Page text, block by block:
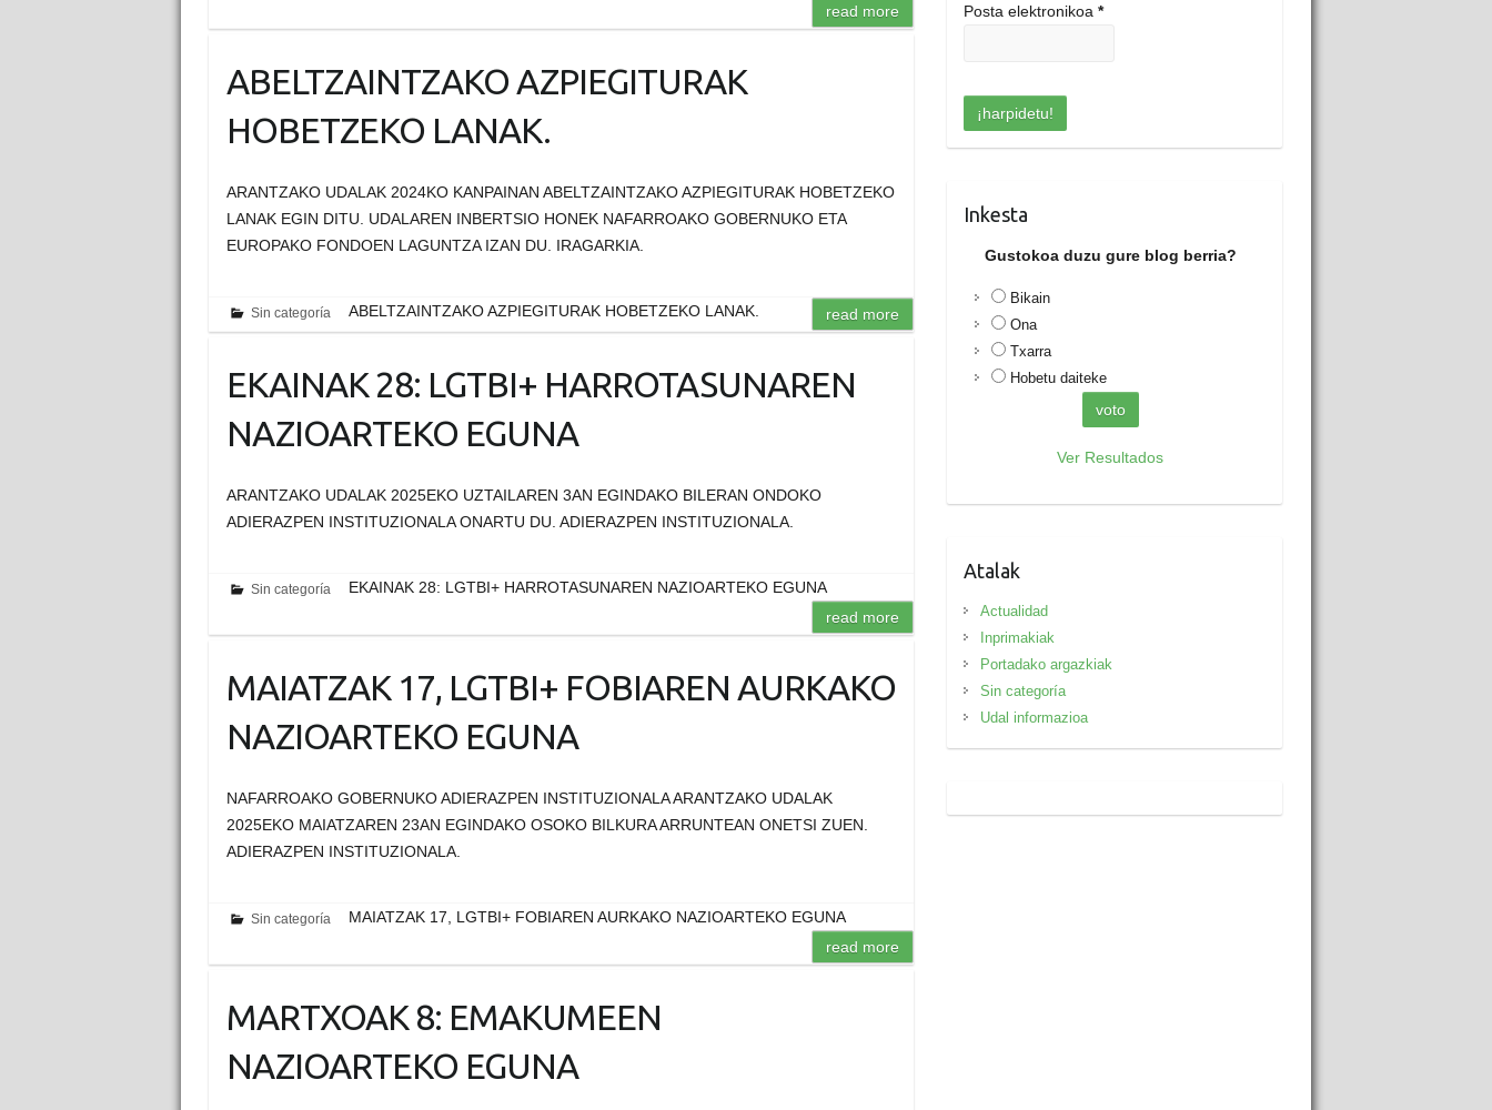
read more
ABELTZAINTZAKO AZPIEGITURAK
HOBETZEKO LANAK.
ARANTZAKO UDALAK 2024KO KANPAINAN ABELTZAINTZAKO AZPIEGITURAK HOBETZEKO
LANAK EGIN DITU. UDALAREN INBERTSIO HONEK NAFARROAKO GOBERNUKO ETA
EUROPAKO FONDOEN LAGUNTZA IZAN DU. IRAGARKIA.
Sin categoría ABELTZAINTZAKO AZPIEGITURAK HOBETZEKO LANAK. read more
EKAINAK 28: LGTBI+ HARROTASUNAREN
NAZIOARTEKO EGUNA
ARANTZAKO UDALAK 2025EKO UZTAILAREN 3AN EGINDAKO BILERAN ONDOKO
ADIERAZPEN INSTITUZIONALA ONARTU DU. ADIERAZPEN INSTITUZIONALA.
Sin categoría
EKAINAK 28: LGTBI+ HARROTASUNAREN NAZIOARTEKO EGUNA
read more
MAIATZAK 17, LGTBI+ FOBIAREN AURKAKO
NAZIOARTEKO EGUNA
NAFARROAKO GOBERNUKO ADIERAZPEN INSTITUZIONALA ARANTZAKO UDALAK
2025EKO MAIATZAREN 23AN EGINDAKO OSOKO BILKURA ARRUNTEAN ONETSI ZUEN.
ADIERAZPEN INSTITUZIONALA.
Sin categoría
MAIATZAK 17, LGTBI+ FOBIAREN AURKAKO NAZIOARTEKO EGUNA
read more
MARTXOAK 8: EMAKUMEEN
NAZIOARTEKO EGUNA
Posta elektronikoa *
Inkesta
Gustokoa duzu gure blog berria?
Bikain
Ona
Txarra
Hobetu daiteke
Ver Resultados
Atalak
Actualidad
Inprimakiak
Portadako argazkiak
Sin categoría
Udal informazioa